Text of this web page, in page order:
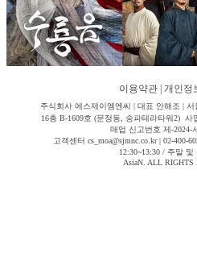
이용약관 개인정
주식회사 에스제이엠엔씨 | 대표 안해조 |
16층 B-1609호 (문정동, 송파테라타워2) 사
매업 신고번호 제-2024-
고객센터 cs_moa@sjmnc.co.kr | 02-400-
12:30~13:30 / 주말
AsiaN. ALL RIGHTS